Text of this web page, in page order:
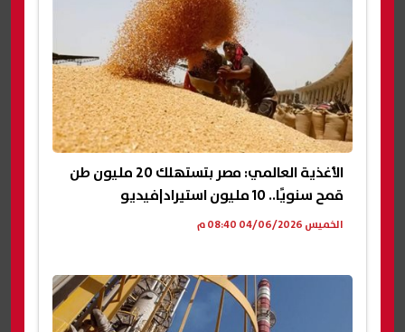
الأغذية العالمي: مصر بتستهلك 20 مليون طن
قمح سنويًا.. 10 مليون استيراد|فيديو
الخميس 04/06/2026 08:40 م